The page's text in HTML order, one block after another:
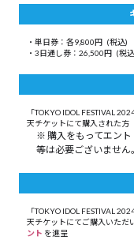
・単日券：各9,800円 (税込)
・3日通し券：26,500円 (税
「TOKYO IDOL FESTIVAL
天チケットにて購入された方
購入をもってエン
等は必要ございません。
「TOKYO IDOL FESTIVAL
天チケットにてご購入いただ
ント を進呈